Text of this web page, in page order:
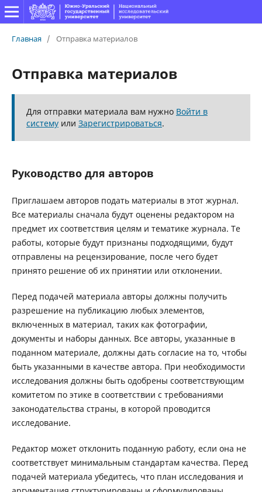
Главная / Отправка материалов
Отправка материалов
Для отправки материала вам нужно Войти в
системуили Зарегистрироваться.
Руководство для авторов
Приглашаем авторов подать материалы в этот журнал.
Все материалы сначала будут оценены редактором на
предмет их соответствия целям и тематике журнала. Те
работы, которые будут признаны подходящими, будут
отправлены на рецензирование, после чего будет
принято решение об их принятии или отклонении.
Перед подачей материала авторы должны получить
разрешение на публикацию любых элементов,
включенных в материал, таких как фотографии,
документы и наборы данных. Все авторы, указанные в
поданном материале, должны дать согласие на то, чтобы
быть указанными в качестве автора. При необходимости
исследования должны быть одобрены соответствующим
комитетом по этике в соответствии с требованиями
законодательства страны, в которой проводится
исследование.
Редактор может отклонить поданную работу, если она не
соответствует минимальным стандартам качества. Перед
подачей материала убедитесь, что план исследования и